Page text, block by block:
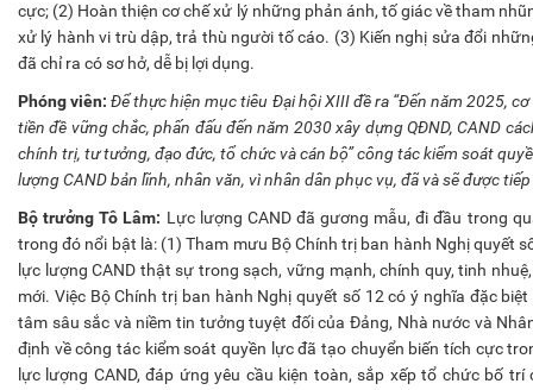
cực; (2) Hoàn thiện cơ chế xử lý những phản ánh, tố giác về tham
xử lý hành vi trù dập, trả thù người tố cáo. (3) Kiến nghị sửa đổi
đã chỉ ra có sơ hở, dễ bị lợi dụng.
Phóng viên:Để thực hiện mục tiêu Đại hội XIII đề ra “Đến năm 2025,
tiền đề vững chắc, phấn đấu đến năm 2030 xây dựng QĐND, CAND
chính trị, tư tưởng, đạo đức, tổ chức và cán bộ” công tác kiểm soát
lượng CAND bản lĩnh, nhân văn, vì nhân dân phục vụ, đã và sẽ được
Bộ trưởng Tô Lâm: Lực lượng CAND đã gương mẫu, đi đầu trong
trong đó nổi bật là: (1) Tham mưu Bộ Chính trị ban hành Nghị quyết
lực lượng CAND thật sự trong sạch, vững mạnh, chính quy, tinh
mới. Việc Bộ Chính trị ban hành Nghị quyết số 12 có ý nghĩa đặc
tâm sâu sắc và niềm tin tưởng tuyệt đối của Đảng, Nhà nước và
định về công tác kiểm soát quyền lực đã tạo chuyển biến tích cực
lực lượng CAND, đáp ứng yêu cầu kiện toàn, sắp xếp tổ chức bố